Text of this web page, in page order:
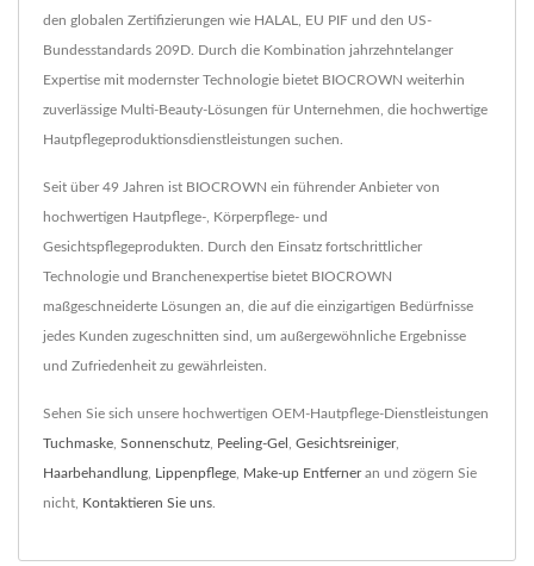
den globalen Zertifizierungen wie HALAL, EU PIF und den US-
Bundesstandards 209D. Durch die Kombination jahrzehntelanger
Expertise mit modernster Technologie bietet BIOCROWN weiterhin
zuverlässige Multi-Beauty-Lösungen für Unternehmen, die hochwertige
Hautpflegeproduktionsdienstleistungen suchen.
Seit über 49 Jahren ist BIOCROWN ein führender Anbieter von
hochwertigen Hautpflege-, Körperpflege- und
Gesichtspflegeprodukten. Durch den Einsatz fortschrittlicher
Technologie und Branchenexpertise bietet BIOCROWN
maßgeschneiderte Lösungen an, die auf die einzigartigen Bedürfnisse
jedes Kunden zugeschnitten sind, um außergewöhnliche Ergebnisse
und Zufriedenheit zu gewährleisten.
Sehen Sie sich unsere hochwertigen OEM-Hautpflege-Dienstleistungen
Tuchmaske Sonnenschutz Peeling-Gel Gesichtsreiniger,
Haarbehandlung Lippenpflege Make-up Entferneran und zögern Sie
nicht, Kontaktieren Sie uns